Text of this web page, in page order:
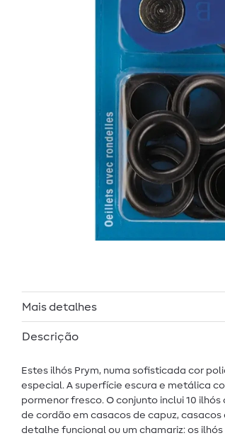
Mais detalhes
Descrição
Estes ilhós Prym, numa sofisticada cor
especial. A superfície escura e metálica
pormenor fresco. O conjunto inclui 10
de cordão em casacos de capuz,
detalhe funcional ou um chamariz: os